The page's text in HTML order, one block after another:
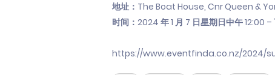
地址：The Boat House, Cnr Queen &
时间：2024 年 1 月 7 日星期日中午 12:00
https://www.eventfinda.co.nz/